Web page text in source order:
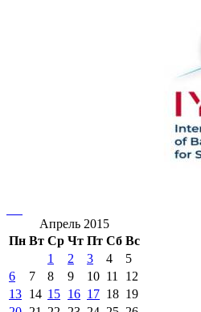
Апрель 2015
Пн Вт Ср Чт Пт Сб Вс
1 2 3 4
5
6
7 8 9 10 11
12
13 14 15 16 17 18 19